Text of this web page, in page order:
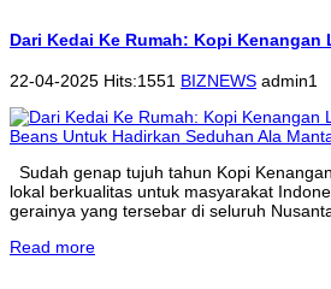
Dari Kedai Ke Rumah: Kopi
22-04-2025 Hits:1551 BIZNEWS admin1
Sudah genap tujuh tahun Kopi
lokal berkualitas untuk masyarakat
gerainya yang tersebar di seluruh
Read more